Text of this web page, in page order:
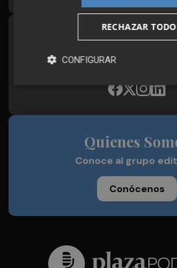
Síguenos en
Plaza Podcast, desde
Quienes
Conoce al grupo
Conócenos
RECHAZAR TODO
CONFIGURAR